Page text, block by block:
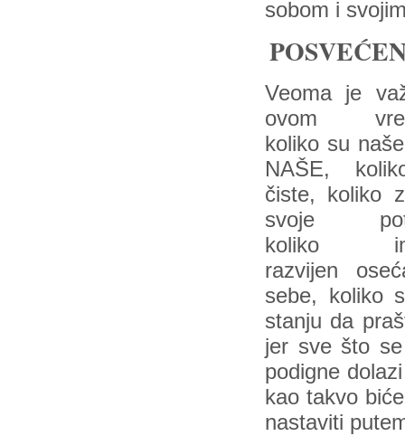
sobom i
Veoma je
ovom
koliko su
NAŠE,
čiste, koliko
svoje
koliko
razvijen
sebe, koliko
stanju da
jer sve što
podigne
kao takvo
nastaviti